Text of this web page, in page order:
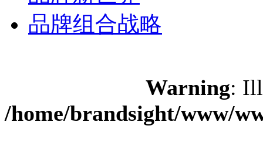
品牌组合战略
Warning:
/home/brandsight/www/